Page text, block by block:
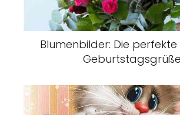
Blumenbilder: Die
Geburtstagsgrüße